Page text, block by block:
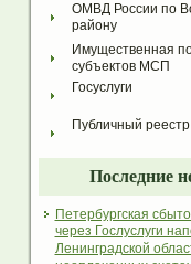
ОМВД России по
району
Имущественная
субъектов МСП
Госуслуги
Публичный реестр
Последние
Петербургская
через Гослуслуги
Ленинградской